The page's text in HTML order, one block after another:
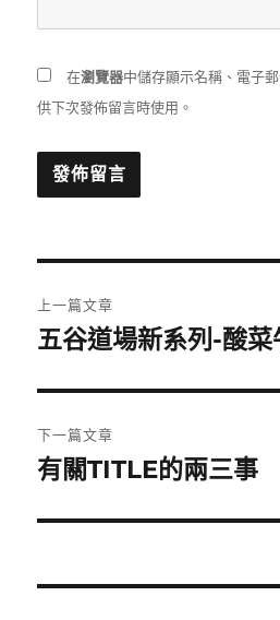
在瀏覽器中儲存顯示名稱、電子
供下次發佈留言時使用。
章
覽
上一篇文章
上
篇
文
章:
五谷道場新系列-酸菜
下一篇文章
下
篇
章:
有關TITLE的兩三事